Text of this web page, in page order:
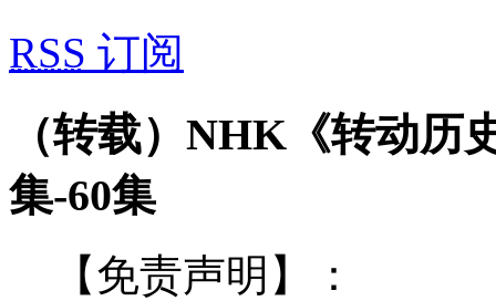
RSS 订阅
（转载）NHK《转动历
集-60集
【免责声明】：